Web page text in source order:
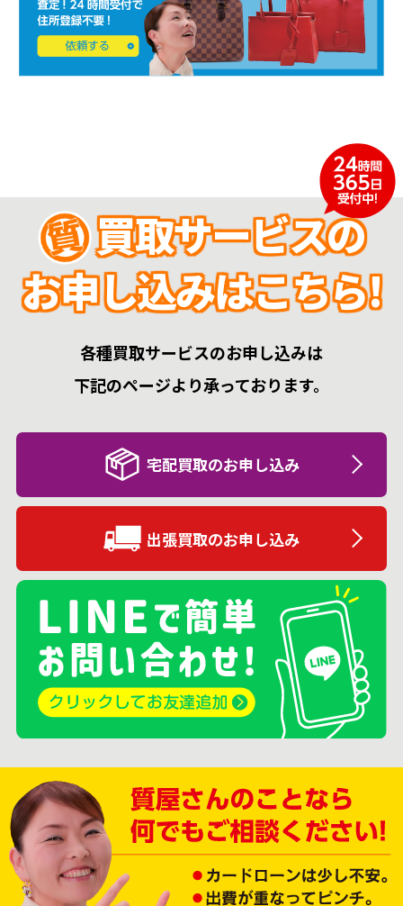
買取サービスの
お申し込みはこちら!
各種買取サービスのお申し込みは
下記のページより承っております。
宅配買取のお申し込み
出張買取のお申し込み